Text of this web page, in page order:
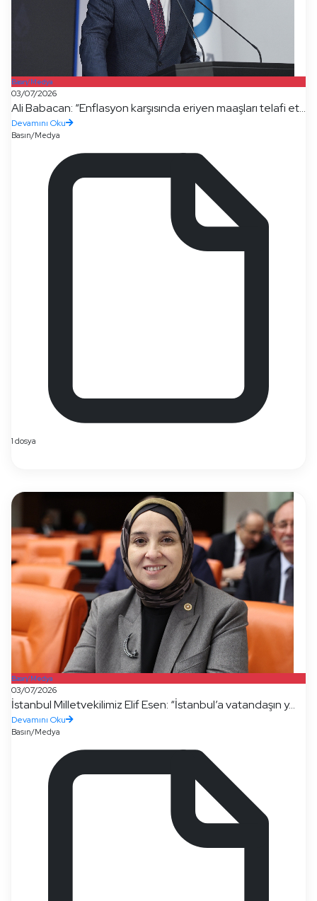
Basın/Medya
03/07/2026
Ali Babacan: “Enflasyon karşısında eriyen maaşları telafi et...
Devamını Oku
Basın/Medya
1 dosya
Basın/Medya
03/07/2026
İstanbul Milletvekilimiz Elif Esen: “İstanbul’a vatandaşın y...
Devamını Oku
Basın/Medya